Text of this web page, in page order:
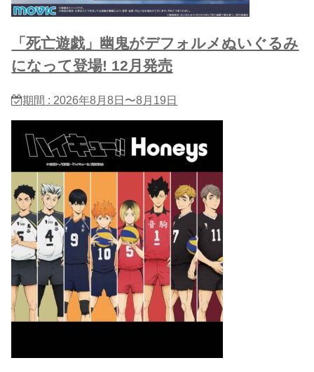
「死亡遊戯」幽鬼がデフォルメぬいぐるみ
になって登場! 12月発売
期間 : 2026年8月8日〜8月19日